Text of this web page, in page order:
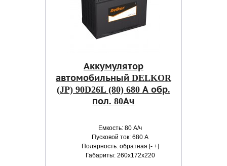
Аккумулятор
автомобильный DELKOR
(JP) 90D26L (80) 680 А обр.
пол. 80Ач
Емкость: 80 А/ч
Пусковой ток: 680 А
Полярность: обратная [- +]
Габариты: 260x172x220